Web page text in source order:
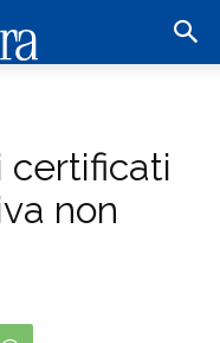
certificati
non